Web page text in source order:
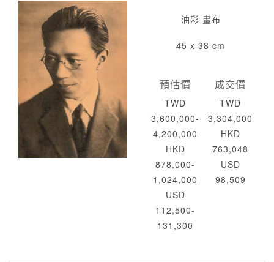
油彩 畫布
45 x 38 cm
預估價
TWD
3,600,000-
4,200,000
HKD
878,000-
1,024,000
USD
112,500-
131,300
成交價
TWD
3,304,000
HKD
763,048
USD
98,509